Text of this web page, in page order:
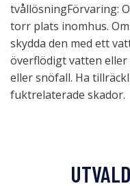
tvållösningFörvaring:
torr plats inomhus.
skydda den med ett
överflödigt vatten
eller snöfall. Ha
fuktrelaterade skador.